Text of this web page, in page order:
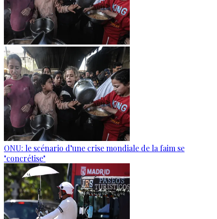
ONU: le scénario d’une crise mondiale de la faim se
"concrétise"